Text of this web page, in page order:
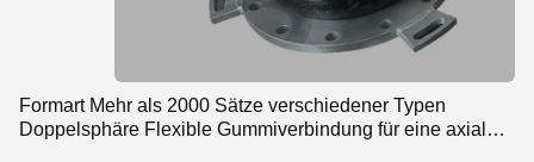
Formart Mehr als 2000 Sätze verschiedener Typen
Doppelsphäre Flexible Gummiverbindung für eine axiale